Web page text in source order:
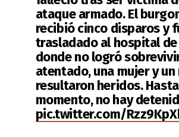
ataque armado. El
recibió cinco disparos y
trasladado al hospital de
donde no logró
atentado, una mujer y un
resultaron heridos.
momento, no hay
pic.twitter.com/